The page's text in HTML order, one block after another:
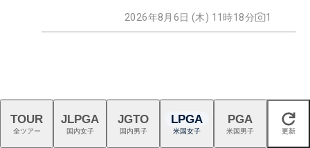
2026年8月6日 (木) 11時18分 1
閉じる
TOUR
全ツアー
JLPGA
国内女子
JGTO
国内男子
LPGA
米国女子
PGA
米国男子 更新